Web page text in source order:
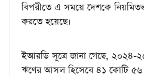
বিপরীতে এ সময়ে দেশকে
করতে হয়েছে।
ইআরডি সূত্রে জানা গেছে, ২০২৪-
ঋণের আসল হিসেবে ৪১ কোটি